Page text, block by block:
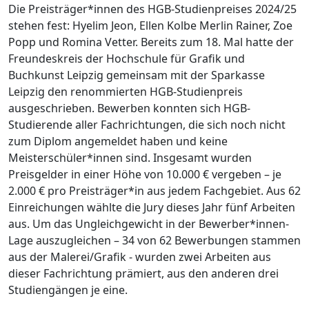
Die Preisträger*innen des HGB-Studienpreises 2024/25
stehen fest: Hyelim Jeon, Ellen Kolbe Merlin Rainer, Zoe
Popp und Romina Vetter. Bereits zum 18. Mal hatte der
Freundeskreis der Hochschule für Grafik und
Buchkunst Leipzig gemeinsam mit der Sparkasse
Leipzig den renommierten HGB-Studienpreis
ausgeschrieben. Bewerben konnten sich HGB-
Studierende aller Fachrichtungen, die sich noch nicht
zum Diplom angemeldet haben und keine
Meisterschüler*innen sind. Insgesamt wurden
Preisgelder in einer Höhe von 10.000 € vergeben – je
2.000 € pro Preisträger*in aus jedem Fachgebiet. Aus 62
Einreichungen wählte die Jury dieses Jahr fünf Arbeiten
aus. Um das Ungleichgewicht in der Bewerber*innen-
Lage auszugleichen – 34 von 62 Bewerbungen stammen
aus der Malerei/Grafik - wurden zwei Arbeiten aus
dieser Fachrichtung prämiert, aus den anderen drei
Studiengängen je eine.